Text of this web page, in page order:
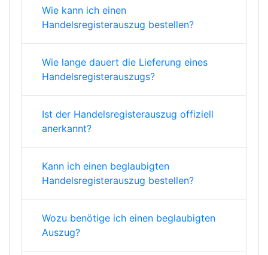
Wie kann ich einen
Handelsregisterauszug bestellen?
Wie lange dauert die Lieferung eines
Handelsregisterauszugs?
Ist der Handelsregisterauszug offiziell
anerkannt?
Kann ich einen beglaubigten
Handelsregisterauszug bestellen?
Wozu benötige ich einen beglaubigten
Auszug?